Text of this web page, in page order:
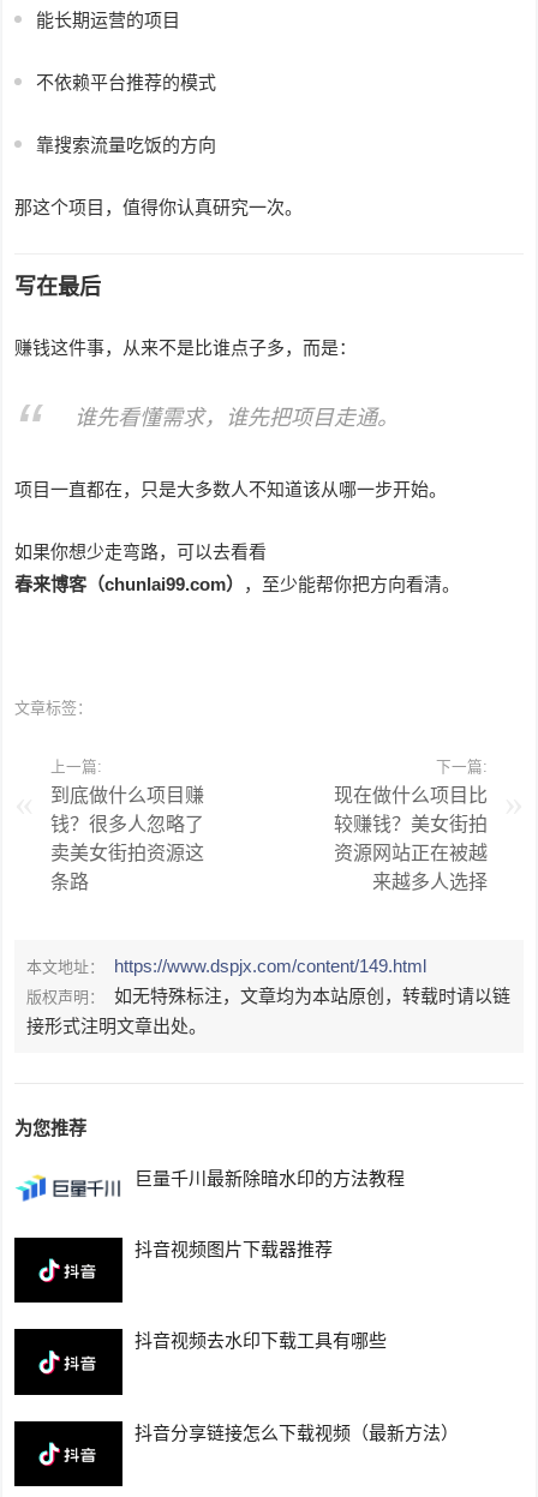
能长期运营的项目
不依赖平台推荐的模式
靠搜索流量吃饭的方向
那这个项目，值得你认真研究一次。
写在最后
赚钱这件事，从来不是比谁点子多，而是：
谁先看懂需求，谁先把项目走通。
项目一直都在，只是大多数人不知道该从哪一步开始。
如果你想少走弯路，可以去看看
春来博客（chunlai99.com）
，至少能帮你把方向看清。
文章标签：
上一篇:
到底做什么项目赚
钱？很多人忽略了
卖美女街拍资源这
条路
下一篇:
现在做什么项目比
较赚钱？美女街拍
资源网站正在被越
来越多人选择
本文地址： https://www.dspjx.com/content/149.html
版权声明：
如无特殊标注，文章均为本站原创，转载时请以链
接形式注明文章出处。
为您推荐
巨量千川最新除暗水印的方法教程
抖音视频图片下载器推荐
抖音视频去水印下载工具有哪些
抖音分享链接怎么下载视频（最新方法）